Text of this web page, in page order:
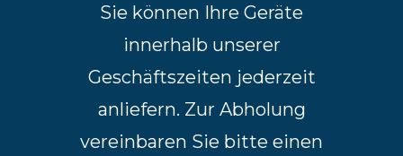
Sie können Ihre Geräte
innerhalb unserer
Geschäftszeiten jederzeit
anliefern. Zur Abholung
vereinbaren Sie bitte einen